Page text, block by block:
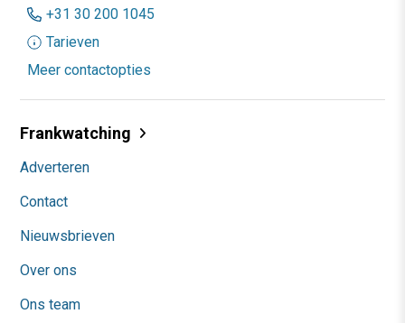
+31 30 200 1045
Tarieven
Meer contactopties
Frankwatching
Adverteren
Contact
Nieuwsbrieven
Over ons
Ons team